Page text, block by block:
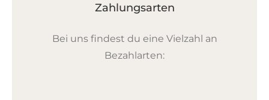
Zahlungsarten
Bei uns findest du eine Vielzahl an
Bezahlarten: